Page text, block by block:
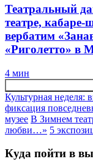
Театральный
театре,
вербатим
«Риголетто»
4 мин
Культурная
фиксация
музее В Зимнем
любви…» 5
Куда пойти в